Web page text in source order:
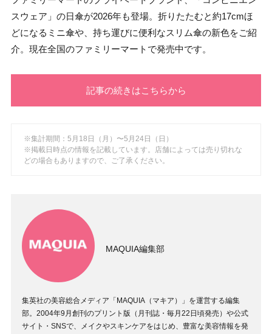
スウェア」の日傘が2026年も登場。折りたたむと約17cmほ
どになるミニ傘や、持ち運びに便利なスリム傘の新色をご紹
介。現在全国のファミリーマートで発売中です。
記事の続きはこちらから
※集計期間：5月18日（月）〜5月24日（日）
※掲載日時点の情報を記載しています。店舗によっては売り切れな
どの場合もありますので、ご了承ください。
MAQUIA編集部
集英社の美容総合メディア「MAQUIA（マキア）」を運営する編集
部。2004年9月創刊のプリント版（月刊誌・毎月22日頃発売）や公式
サイト・SNSで、メイクやスキンケアをはじめ、豊富な美容情報を発